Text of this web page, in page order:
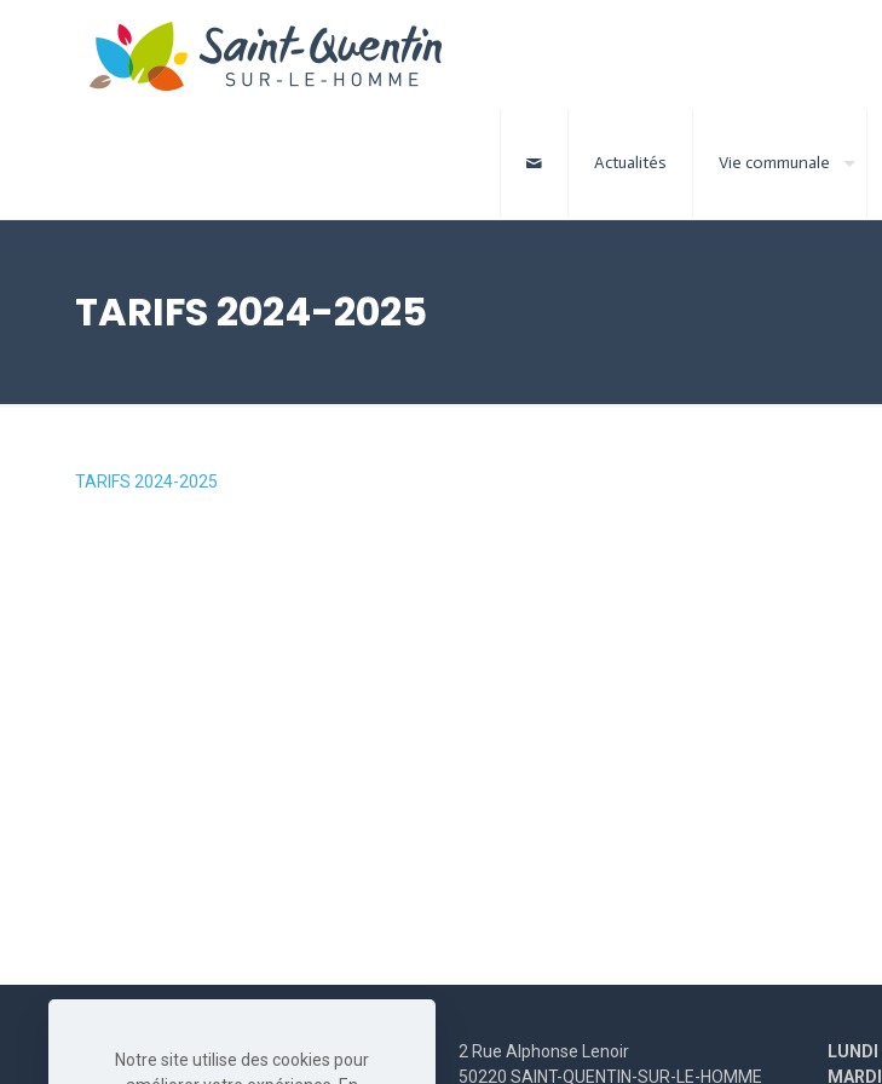
 Actualités Vie communale
TARIFS 2024-2025
TARIFS 2024-2025
2 Rue Alphonse Lenoir
50220 SAINT-QUENTIN-SUR-LE-HOMME
LUNDI
MARDI
Notre site utilise des cookies pour